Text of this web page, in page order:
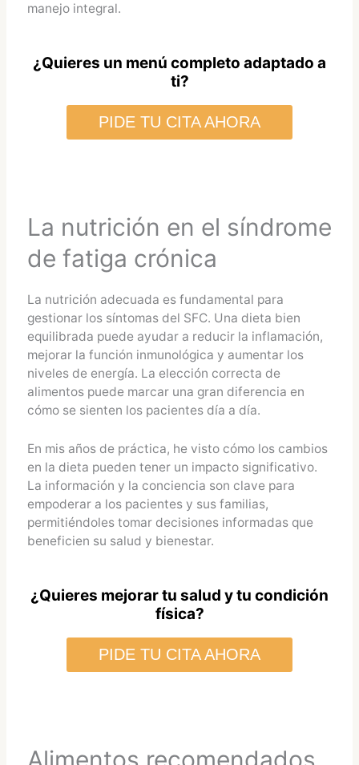
manejo integral.
¿Quieres un menú completo adaptado a
ti?
PIDE TU CITA AHORA
La nutrición en el síndrome
de fatiga crónica
La nutrición adecuada es fundamental para
gestionar los síntomas del SFC. Una dieta bien
equilibrada puede ayudar a reducir la inflamación,
mejorar la función inmunológica y aumentar los
niveles de energía. La elección correcta de
alimentos puede marcar una gran diferencia en
cómo se sienten los pacientes día a día.
En mis años de práctica, he visto cómo los cambios
en la dieta pueden tener un impacto significativo.
La información y la conciencia son clave para
empoderar a los pacientes y sus familias,
permitiéndoles tomar decisiones informadas que
beneficien su salud y bienestar.
¿Quieres mejorar tu salud y tu condición
física?
PIDE TU CITA AHORA